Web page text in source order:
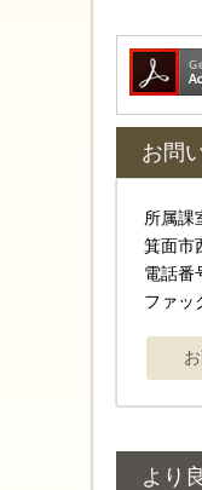
お問
所属課
箕面市
電話番
ファッ
より